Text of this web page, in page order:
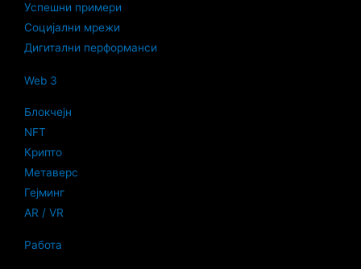
Успешни примери
Социјални мрежи
Дигитални перформанси
Web 3
Блокчејн
NFT
Крипто
Метаверс
Гејминг
AR / VR
Работа